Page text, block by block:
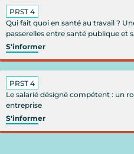
PRST 4
Qui fait quoi en santé au travail ?
passerelles entre santé publique et
S'informer
PRST 4
Le salarié désigné compétent : un
entreprise
S'informer